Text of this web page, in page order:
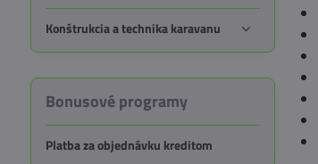
Konštrukcia a technika karavanu
Bonusové programy
Platba za objednávku kreditom